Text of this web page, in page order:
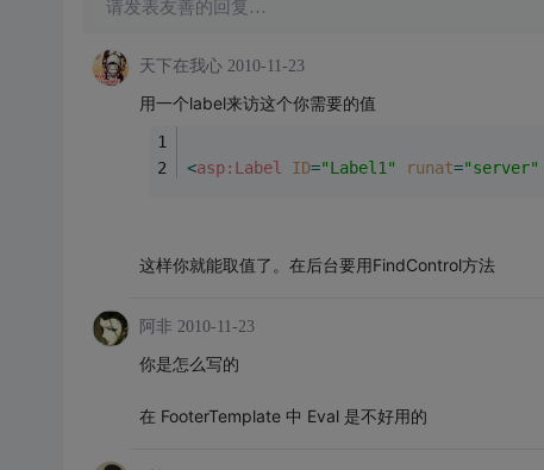
请发表友善的回复…
天下在我心 2010-11-23
用一个label来访这个你需要的值
<asp:Label ID="Label1" runat="server"
这样你就能取值了。在后台要用FindControl方法
阿非 2010-11-23
你是怎么写的
在 FooterTemplate 中 Eval 是不好用的